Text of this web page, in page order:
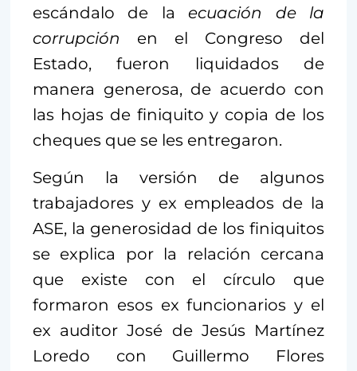
escándalo de laecuación de la
corrupción en el Congreso del
Estado, fueron liquidados de
manera generosa, de acuerdo con
las hojas de finiquito y copia de los
cheques que se les entregaron.
Según la versión de algunos
trabajadores y ex empleados de la
ASE, la generosidad de los finiquitos
se explica por la relación cercana
que existe con el círculo que
formaron esos ex funcionarios y el
ex auditor José de Jesús Martínez
Loredo con Guillermo Flores